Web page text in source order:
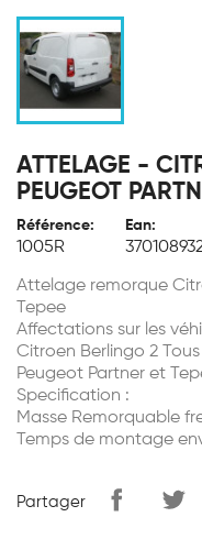
ATTELAGE -
PEUGEOT
Référence:
1005R
Ean:
Attelage remorque
Tepee
Affectations sur les
Citroen Berlingo 2
Peugeot Partner et
Specification :
Masse Remorquable
Temps de montage
Partager